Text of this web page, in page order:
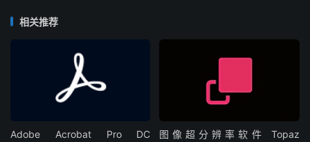
相关推荐
Adobe Acrobat Pro DC
图像超分辨率软件 Topaz